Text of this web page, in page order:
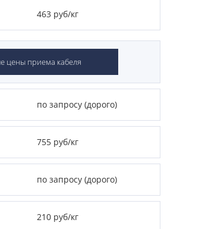
463 руб/кг
цены приема кабеля
по запросу (дорого)
755 руб/кг
по запросу (дорого)
210 руб/кг